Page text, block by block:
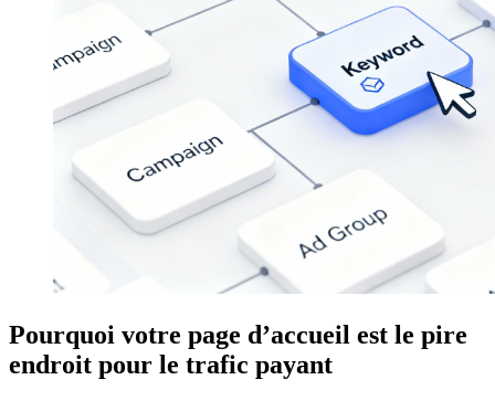
Pourquoi votre page d’accueil est le pire
endroit pour le trafic payant